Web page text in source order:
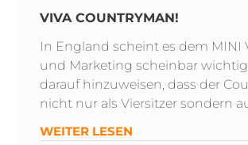
VIVA COUNTRYMAN!
In England scheint es dem MINI
und Marketing scheinbar wichtig
darauf hinzuweisen, dass der
nicht nur als Viersitzer sondern
WEITER LESEN